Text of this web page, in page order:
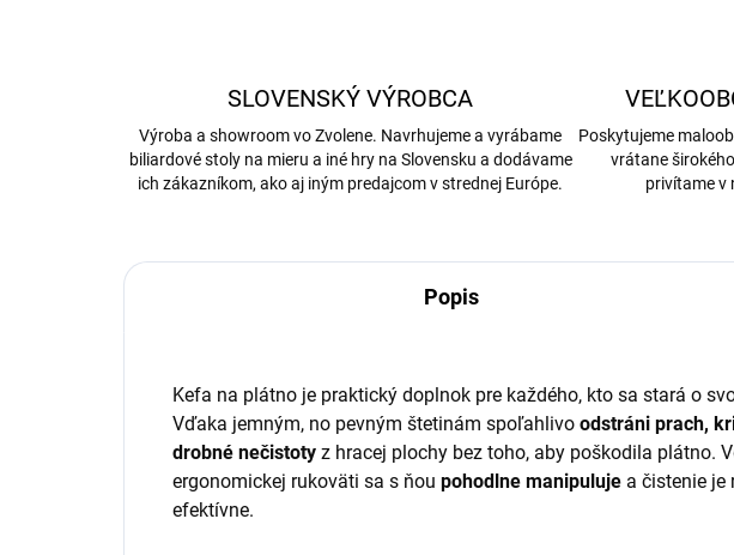
SLOVENSKÝ VÝROBCA
Výroba a showroom vo Zvolene. Navrhujeme a vyrábame
biliardové stoly na mieru a iné hry na Slovensku a dodávame
ich zákazníkom, ako aj iným predajcom v strednej Európe.
Poskytujeme
vrátane
privítame v
Popis
Kefa na plátno je praktický doplnok pre každého, kto sa stará o
Vďaka jemným, no pevným štetinám spoľahlivo odstráni prach,
drobné nečistoty z hracej plochy bez toho, aby poškodila plátno.
ergonomickej rukoväti sa s ňou pohodlne manipuluje a čistenie je
efektívne.